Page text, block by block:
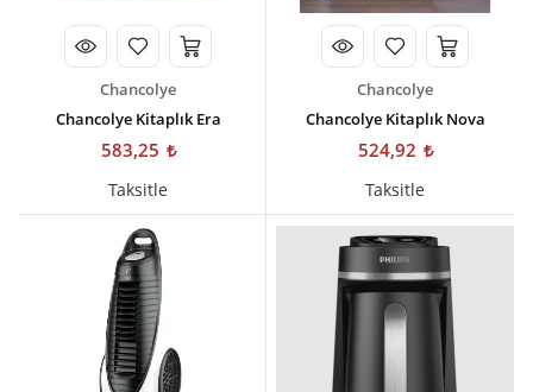
Chancolye
Chancolye Kitaplık Era
583,25
Taksitle
Chancolye
Chancolye Kitaplık Nova
524,92
Taksitle